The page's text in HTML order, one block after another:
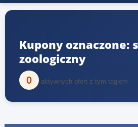
Kupony oznaczone:
zoologiczny
0 aktywnych ofert z tym tagiem